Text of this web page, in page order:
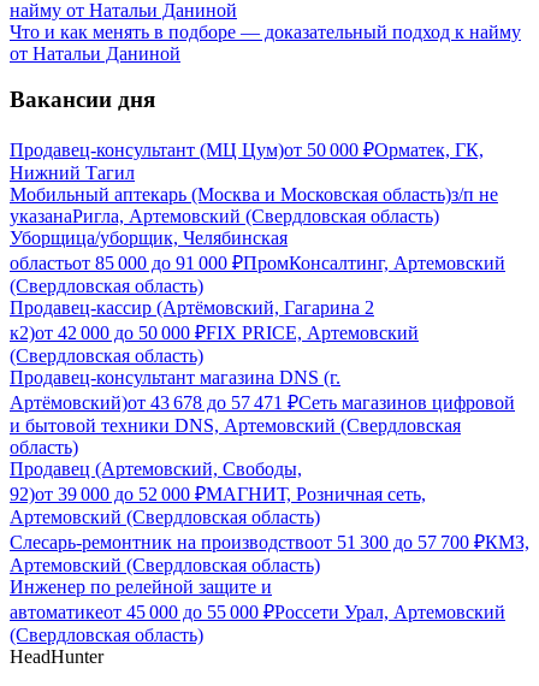
Что и как менять в подборе — доказательный подход к найму
от Натальи Даниной
Вакансии дня
Продавец-консультант (МЦ Цум)от 50 000 ₽Орматек, ГК,
Нижний Тагил
Мобильный аптекарь (Москва и Московская область)з/п не
указанаРигла, Артемовский (Свердловская область)
Уборщица/уборщик, Челябинская
областьот 85 000 до 91 000 ₽ПромКонсалтинг, Артемовский
(Свердловская область)
Продавец-кассир (Артёмовский, Гагарина 2
к2)от 42 000 до 50 000 ₽FIX PRICE, Артемовский
(Свердловская область)
Продавец-консультант магазина DNS (г.
Артёмовский)от 43 678 до 57 471 ₽Сеть магазинов цифровой
и бытовой техники DNS, Артемовский (Свердловская
область)
Продавец (Артемовский, Свободы,
92)от 39 000 до 52 000 ₽МАГНИТ, Розничная сеть,
Артемовский (Свердловская область)
Слесарь-ремонтник на производствоот 51 300 до 57 700 ₽КМЗ,
Артемовский (Свердловская область)
Инженер по релейной защите и
автоматикеот 45 000 до 55 000 ₽Россети Урал, Артемовский
(Свердловская область)
HeadHunter